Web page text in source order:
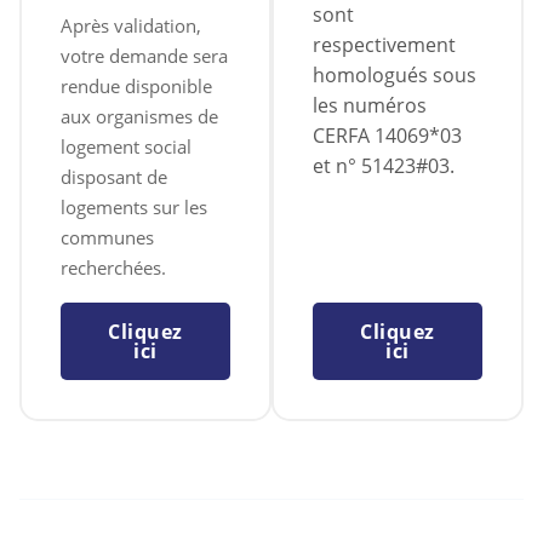
Après validation,
votre demande sera
rendue disponible
aux organismes de
logement social
disposant de
logements sur les
communes
recherchées.
Cliquez
ici
sont
respectivement
homologués sous
les numéros
CERFA 14069*03
et n° 51423#03.
Cliquez
ici